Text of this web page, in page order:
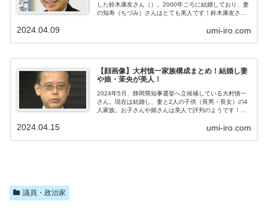
した鈴木康友さん（）。2000年ごろに結婚しており、妻
の知寿（ちづみ）さんはとても美人です！鈴木康友さん
静岡県知事・鈴木康友さんの家族構成はこちら！ 本人：
の拠点を静岡市に移されるのでしょうか。【顔画像】鈴
木康友の妻・知寿（ちづみ）が美人！鈴木康友さんの妻
umi-iro.com
2024.04.09
【顔画像】大村慎一家族構成まとめ！結婚し妻
や娘・茉央が美人！
2024年5月、静岡県知事選挙へ立候補している大村慎一
さん。現在は結婚し、妻と2人の子供（長男・長女）の4
人家族。お子さんや娘さんは美人で評判のようです！妻
一のWiki風プロフィール静岡県知事選挙に立候補している
umi-iro.com
2024.04.15
議員・政治家